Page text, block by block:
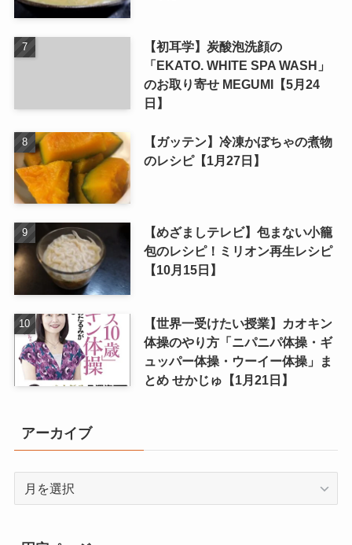
【初耳学】炭酸泡洗顔の
「EKATO. WHITE SPA WASH」
のお取り寄せ MEGUMI【5月24
日】
【ガッテン】冷凍かぼちゃの煮物
のレシピ【1月27日】
【めざましテレビ】包まない小籠
包のレシピ！ミリオン再生レシピ
【10月15日】
【世界一受けたい授業】カオキン
体操のやり方「ニパニパ体操・ギ
ュッパー体操・ウーイー体操」ま
とめ せかじゅ【1月21日】
アーカイブ
イ